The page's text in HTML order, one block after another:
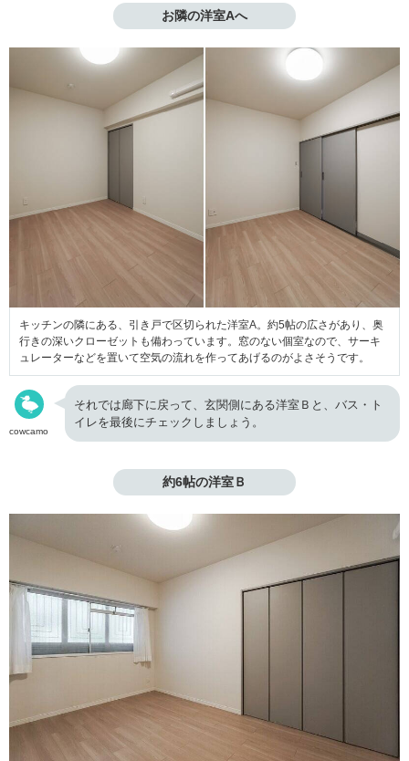
お隣の洋室Aへ
キッチンの隣にある、引き戸で区切られた洋室A。約5帖の広さがあり、奥
行きの深いクローゼットも備わっています。窓のない個室なので、サーキ
ュレーターなどを置いて空気の流れを作ってあげるのがよさそうです。
cowcamo
それでは廊下に戻って、玄関側にある洋室Ｂと、バス・ト
イレを最後にチェックしましょう。
約6帖の洋室Ｂ